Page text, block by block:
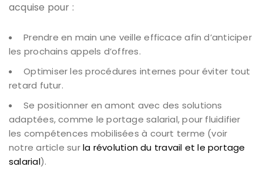
acquise pour :
Prendre en main une veille efficace afin d’anticiper
les prochains appels d’offres.
Optimiser les procédures internes pour éviter tout
retard futur.
Se positionner en amont avec des solutions
adaptées, comme le portage salarial, pour fluidifier
les compétences mobilisées à court terme (voir
notre article surla révolution du travail et le portage
salarial).